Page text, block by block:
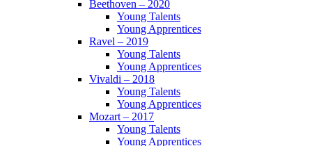
Beethoven – 2020
Young Talents
Young Apprentices
Ravel – 2019
Young Talents
Young Apprentices
Vivaldi – 2018
Young Talents
Young Apprentices
Mozart – 2017
Young Talents
Young Apprentices